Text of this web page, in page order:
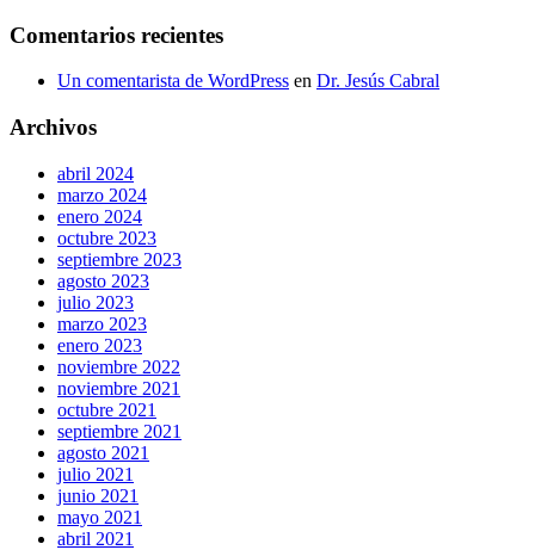
Comentarios recientes
Un comentarista de WordPress en Dr. Jesús Cabral
Archivos
abril 2024
marzo 2024
enero 2024
octubre 2023
septiembre 2023
agosto 2023
julio 2023
marzo 2023
enero 2023
noviembre 2022
noviembre 2021
octubre 2021
septiembre 2021
agosto 2021
julio 2021
junio 2021
mayo 2021
abril 2021